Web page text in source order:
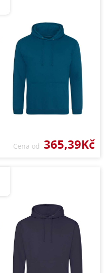
Cena od 365,39Kč